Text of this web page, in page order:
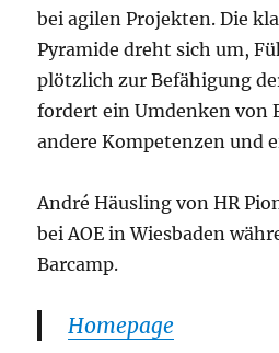
bei agilen Projekten. Die
Pyramide dreht sich um,
plötzlich zur Befähigung
fordert ein Umdenken von
andere Kompetenzen und
André Häusling von HR
bei AOE in Wiesbaden
Barcamp.
Homepage